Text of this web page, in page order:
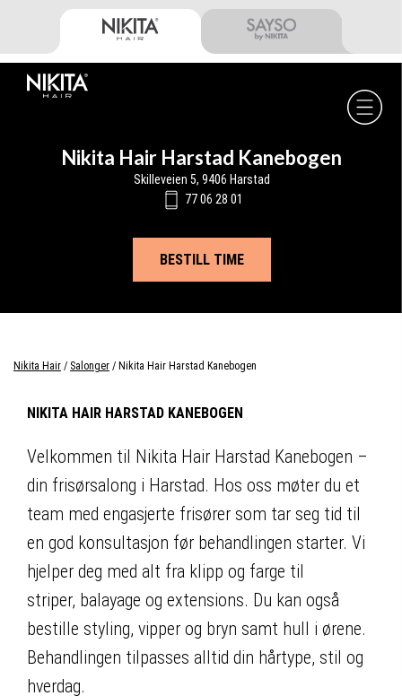
primary
navigation
main
content
footer
Nikita Hair Harstad Kanebogen
Skilleveien 5, 9406 Harstad
77 06 28 01
BESTILL TIME
Nikita Hair / Salonger / Nikita Hair Harstad Kanebogen
NIKITA HAIR HARSTAD KANEBOGEN
Velkommen til Nikita Hair Harstad Kanebogen –
din frisørsalong i Harstad. Hos oss møter du et
team med engasjerte frisører som tar seg tid til
en god konsultasjon før behandlingen starter. Vi
hjelper deg med alt fra klipp og farge til
striper, balayage og extensions. Du kan også
bestille styling, vipper og bryn samt hull i ørene.
Behandlingen tilpasses alltid din hårtype, stil og
hverdag.